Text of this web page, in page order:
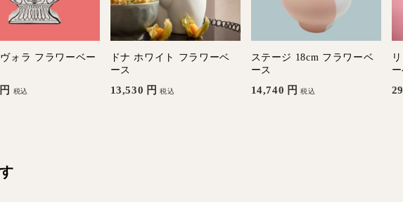
ォラ フラワーベー
円 税込
ドナ ホワイト フラワーベ
ース
13,530 円 税込
ステージ 18cm フラワーベ
ース
14,740 円 税込